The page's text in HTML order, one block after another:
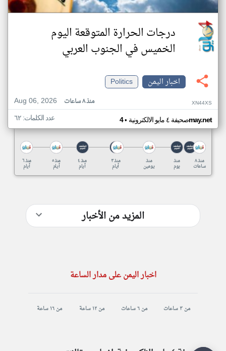
درجات الحرارة المتوقعة اليوم
الخميس في الجنوب العربي
اخبار اليمن
Politics
Aug 06, 2026
منذ ٨ ساعات XN44XS
صحيفة ٤ مايو الالكترونية • 4may.net عدد الكلمات: ٦٢
منذ ٦
أيام
منذ ٥
أيام
منذ ٤
أيام
منذ ٣
أيام
منذ
يومين
منذ
يوم
منذ ٨
ساعات
المزيد من الأخبار
اخبار اليمن على مدار الساعة
من ٣ ساعات من ٦ ساعات من ١٢ ساعة من ١٦ ساعة